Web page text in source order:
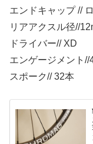
エンドキャップ //
リアアクスル径//
ドライバー// XD
エンゲージメント//
スポーク// 32本